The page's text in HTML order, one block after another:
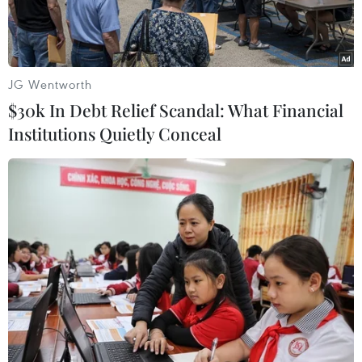
Ảnh minh họa. (Nguồn: nikkei)
Giới chức y tế Nhật Bản ngày 30/7 thông báo có
130 người bị ngộ độc thực phẩm sau khi ăn
lươn nướng - một món ăn phổ biến tại nước
này trong mùa Hè.
Theo thông báo, tất cả các trường hợp nói trên
JG Wentworth
$30k In Debt Relief Scandal: What Financial
Institutions Quietly Conceal